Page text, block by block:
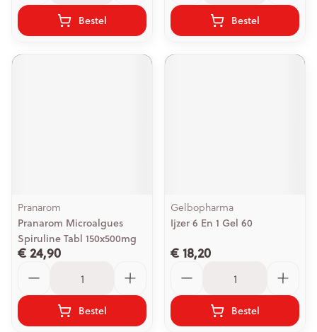
Bestel Bestel
Pranarom
Pranarom Microalgues
Spiruline Tabl 150x500mg
€ 24,90
Bestel
Gelbopharma
Ijzer 6 En 1 Gel 60
€ 18,20
Bestel